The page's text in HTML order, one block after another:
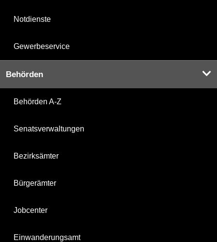
Notdienste
Gewerbeservice
Behörden
Behörden A-Z
Senatsverwaltungen
Bezirksämter
Bürgerämter
Jobcenter
Einwanderungsamt